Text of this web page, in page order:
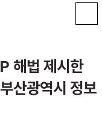
해법 제시한
산광역시 정보